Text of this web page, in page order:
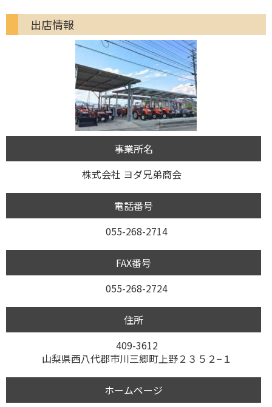
出店情報
事業所名
株式会社 ヨダ兄弟商会
電話番号
055-268-2714
FAX番号
055-268-2724
住所
409-3612
山梨県西八代郡市川三郷町上野２３５２−１
ホームページ